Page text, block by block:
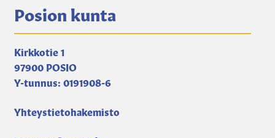
Kansalaisopisto-en
Posion kunta
Kirkkotie 1
97900 POSIO
Y-tunnus: 0191908-6
Yhteystietohakemisto